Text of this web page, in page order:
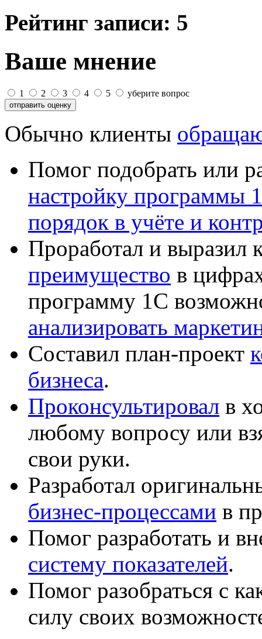
Рейтинг записи: 5
Ваше мнение
1 2 3 4 5 уберите вопрос
Обычно клиенты
Помог подобрать или
настройку программы
порядок в учёте и
Проработал и выразил
преимущество в
программу 1С
анализировать
Составил план-проект
бизнеса.
Проконсультировал в
любому вопросу или
свои руки.
Разработал
бизнес-процессами в
Помог разработать и
систему показателей.
Помог разобраться с
силу своих